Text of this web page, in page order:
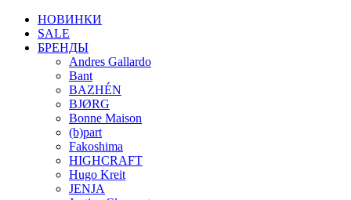
НОВИНКИ
SALE
БРЕНДЫ
Andres Gallardo
Bant
BAZHÉN
BJØRG
Bonne Maison
(b)part
Fakoshima
HIGHCRAFT
Hugo Kreit
JENJA